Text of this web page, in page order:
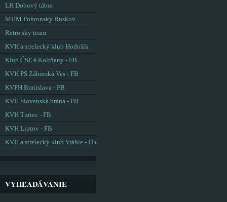
LH Dobový tábor
MHM Pohronský Ruskov
Retro sky team
KVH a strelecký klub Hodošík
Klub ČSĽA Kolíňany - FB
KVH PS Záhorská Ves - FB
KVPH Bratislava - FB
KVH Slovenská brána - FB
KVH Turiec - FB
KVH Liptov - FB
KVH a strelecký klub Vráble - FB
VYHĽADÁVANIE